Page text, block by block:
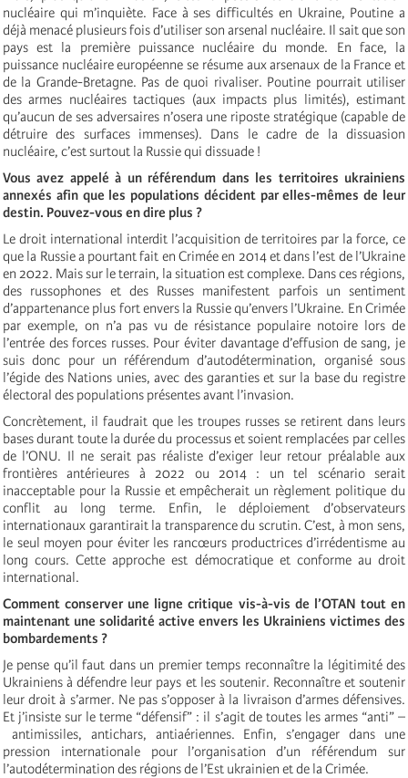
nucléaire qui m’inquiète. Face à ses difficultés en Ukraine, Poutine a
déjà menacé plusieurs fois d’utiliser son arsenal nucléaire. Il sait que son
pays est la première puissance nucléaire du monde. En face, la
puissance nucléaire européenne se résume aux arsenaux de la France et
de la Grande-Bretagne. Pas de quoi rivaliser. Poutine pourrait utiliser
des armes nucléaires tactiques (aux impacts plus limités), estimant
qu’aucun de ses adversaires n’osera une riposte stratégique (capable de
détruire des surfaces immenses). Dans le cadre de la dissuasion
nucléaire, c’est surtout la Russie qui dissuade !
Vous avez appelé à un référendum dans les territoires ukrainiens
annexés afin que les populations décident par elles-mêmes de leur
destin. Pouvez-vous en dire plus ?
Le droit international interdit l’acquisition de territoires par la force, ce
que la Russie a pourtant fait en Crimée en 2014 et dans l’est de l’Ukraine
en 2022. Mais sur le terrain, la situation est complexe. Dans ces régions,
des russophones et des Russes manifestent parfois un sentiment
d’appartenance plus fort envers la Russie qu’envers l’Ukraine. En Crimée
par exemple, on n’a pas vu de résistance populaire notoire lors de
l’entrée des forces russes. Pour éviter davantage d’effusion de sang, je
suis donc pour un référendum d’autodétermination, organisé sous
l’égide des Nations unies, avec des garanties et sur la base du registre
électoral des populations présentes avant l’invasion.
Concrètement, il faudrait que les troupes russes se retirent dans leurs
bases durant toute la durée du processus et soient remplacées par celles
de l’ONU. Il ne serait pas réaliste d’exiger leur retour préalable aux
frontières antérieures à 2022 ou 2014 : un tel scénario serait
inacceptable pour la Russie et empêcherait un règlement politique du
conflit au long terme. Enfin, le déploiement d’observateurs
internationaux garantirait la transparence du scrutin. C’est, à mon sens,
le seul moyen pour éviter les rancœurs productrices d’irrédentisme au
long cours. Cette approche est démocratique et conforme au droit
international.
Comment conserver une ligne critique vis-à-vis de l’OTAN tout en
maintenant une solidarité active envers les Ukrainiens victimes des
bombardements ?
Je pense qu’il faut dans un premier temps reconnaître la légitimité des
Ukrainiens à défendre leur pays et les soutenir. Reconnaître et soutenir
leur droit à s’armer. Ne pas s’opposer à la livraison d’armes défensives.
Et j’insiste sur le terme “défensif” : il s’agit de toutes les armes “anti” –
antimissiles, antichars, antiaériennes. Enfin, s’engager dans une
pression internationale pour l’organisation d’un référendum sur
l’autodétermination des régions de l’Est ukrainien et de la Crimée.